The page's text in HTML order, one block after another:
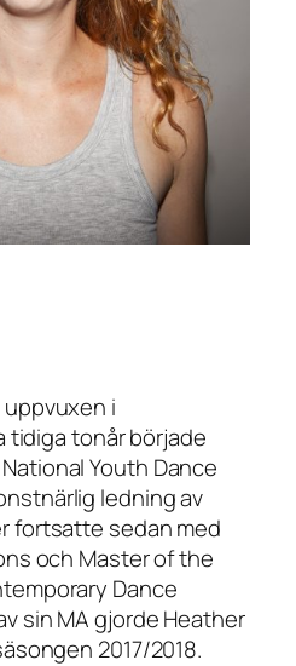
i
tidiga tonår började
Youth Dance
ledning av
fortsatte sedan med
och Master of the
Dance
sin MA gjorde Heather
2017/2018.